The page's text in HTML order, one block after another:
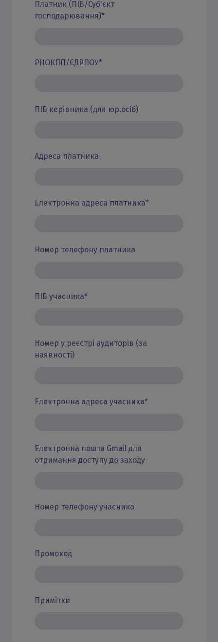
Платник (ПІБ/Суб'єкт
господарювання)*
РНОКПП/ЄДРПОУ*
ПІБ керівника (для юр.осіб)
Адреса платника
Електронна адреса платника*
Номер телефону платника
ПІБ учасника*
Номер у реєстрі аудиторів (за
наявності)
Електронна адреса учасника*
Електронна пошта Gmail для
отримання доступу до заходу
Номер телефону учасника
Промокод
Примітки